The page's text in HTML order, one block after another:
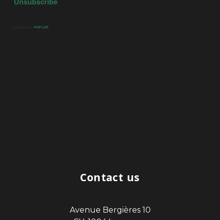
Contact us
Avenue Bergières 10